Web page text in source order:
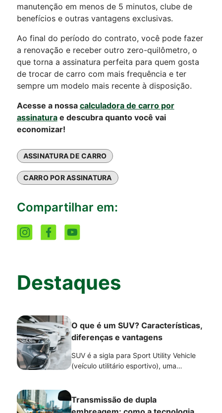
manutenção em menos de 5 minutos, clube de
benefícios e outras vantagens exclusivas.
Ao final do período do contrato, você pode fazer
a renovação e receber outro zero-quilômetro, o
que torna a assinatura perfeita para quem gosta
de trocar de carro com mais frequência e ter
sempre um modelo mais recente à disposição.
Acesse a nossa calculadora de carro por
assinaturae descubra quanto você vai
economizar!
ASSINATURA DE CARRO
CARRO POR ASSINATURA
Compartilhar em:
Destaques
O que é um SUV? Características,
diferenças e vantagens
SUV é a sigla para Sport Utility Vehicle
(veículo utilitário esportivo), uma
relação ao solo, espaço interno e
versatilidade.
Transmissão de dupla